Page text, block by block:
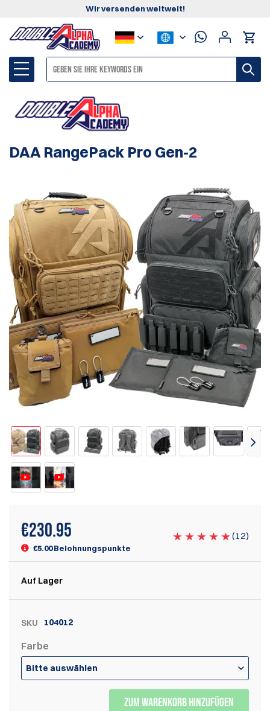
Wir versenden weltweit!
DAA RangePack Pro Gen-2
€230.95
€5.00 Belohnungspunkte
(12)
Auf Lager
SKU 104012
Farbe
Bitte auswählen
ZUM WARENKORB HINZUFÜGEN